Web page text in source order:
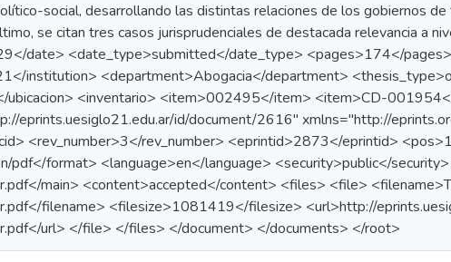
social, desarrollando las distintas relaciones de los gobiernos
se citan tres casos jurisprudenciales de destacada relevancia a
date> <date_type>submitted</date_type> <pages>174</
institution> <department>Abogacia</department>
<inventario> <item>002495</item> <item>CD-
eprints.uesiglo21.edu.ar/id/document/2616" xmlns="http://
<rev_number>3</rev_number> <eprintid>2873</eprintid>
pdf</format> <language>en</language> <security>public</
main> <content>accepted</content> <files> <file>
filename> <filesize>1081419</filesize> <url>http://
url> </file> </files> </document> </documents> </root>